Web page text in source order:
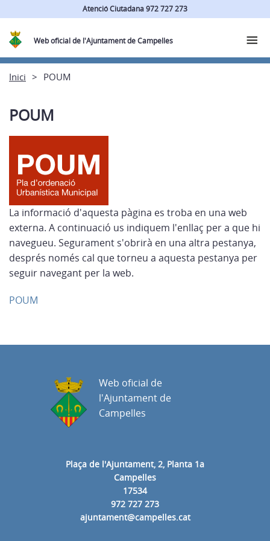
Atenció Ciutadana 972 727 273
Web oficial de l'Ajuntament de Campelles
Inici POUM
POUM
La informació d'aquesta pàgina es troba en una web
externa. A continuació us indiquem l'enllaç per a que hi
navegueu. Segurament s'obrirà en una altra pestanya,
després només cal que torneu a aquesta pestanya per
seguir navegant per la web.
POUM
Plaça de l'Ajuntament, 2, Planta 1a
Campelles
17534
972 727 273
ajuntament@campelles.cat
Web oficial de
l'Ajuntament de
Campelles